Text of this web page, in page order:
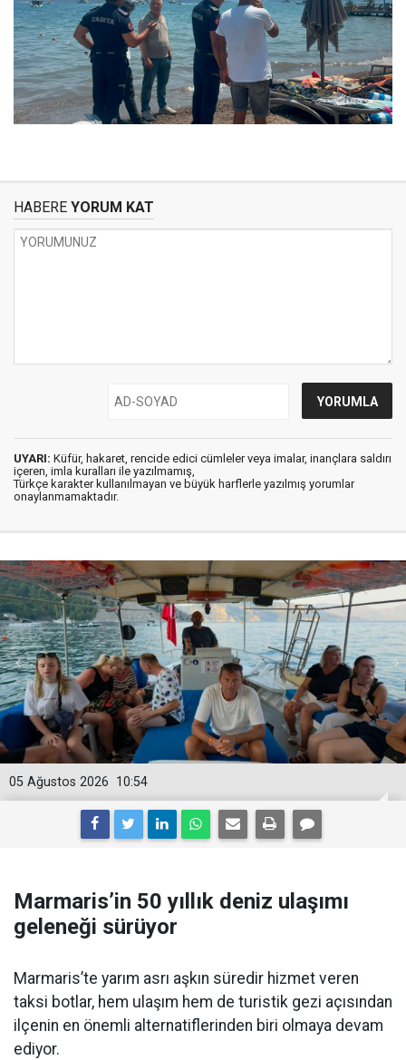
HABERE YORUM KAT
UYARI: Küfür, hakaret, rencide edici cümleler veya imalar, inançlara saldırı
içeren, imla kuralları ile yazılmamış,
Türkçe karakter kullanılmayan ve büyük harflerle yazılmış yorumlar
onaylanmamaktadır.
10:54
05 Ağustos 2026
Marmaris’in 50 yıllık deniz ulaşımı
geleneği sürüyor
Marmaris’te yarım asrı aşkın süredir hizmet veren
taksi botlar, hem ulaşım hem de turistik gezi açısından
ilçenin en önemli alternatiflerinden biri olmaya devam
ediyor.